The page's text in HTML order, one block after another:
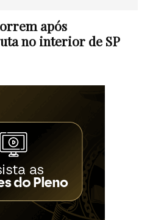
após
no interior de SP